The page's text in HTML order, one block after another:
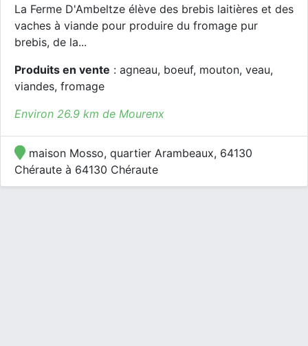
La Ferme D'Ambeltze élève des brebis laitières et des
vaches à viande pour produire du fromage pur
brebis, de la...
Produits en vente : agneau, boeuf, mouton, veau,
viandes, fromage
Environ 26.9 km de Mourenx
maison Mosso, quartier Arambeaux, 64130
Chéraute à 64130 Chéraute